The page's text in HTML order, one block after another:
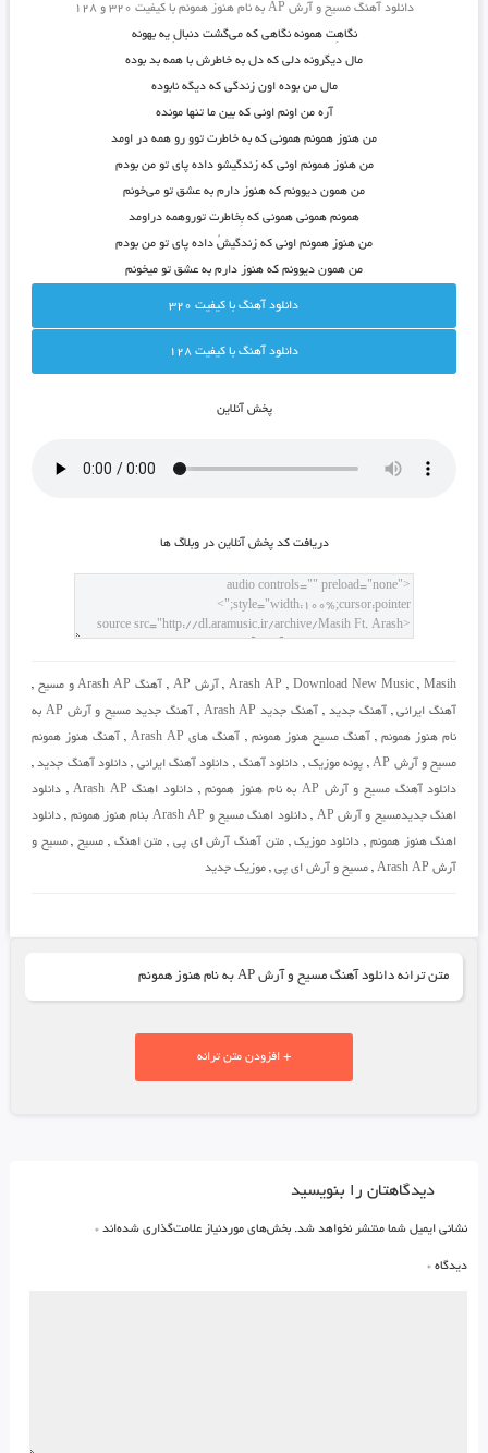
دانلود آهنگ مسیح و آرش AP به نام هنوز همونم با کیفیت ۳۲۰ و ۱۲۸
نگاهِت همونه نگاهی که می‌گشت دنبالِ یه بهونه
مال دیگرونه دلی که دل به خاطرش با همه بد بوده
مال من بوده اون زندگی که دیگه نابوده
آره من اونم اونی که بین ما تنها مونده
من هنوز همونم همونی که به خاطرت توو رو همه در اومد
من هنوز همونم اونی که زندگیشو داده پای تو من بودم
من همون دیوونم که هنوز دارم به عشق تو می‌خونم
همونم همونی همونی که بِخاطرت توروهمه دراومد
من هنوز همونم اونی که زندگیشُ داده پای تو من بودم
من همون دیوونم که هنوز دارم به عشق تو میخونم
دانلود آهنگ با کيفيت 320
دانلود آهنگ با کيفيت 128
پخش آنلاين
دريافت کد پخش آنلاين در وبلاگ ها
Arash AP , Download New Music,Masih
, آرش AP , آهنگ Arash AP و مسیح
,
آهنگ ایرانی, آهنگ جدید , آهنگ جدید Arash AP ,
آهنگ جدید مسیح و آرش AP به
نام هنوز همونم, آهنگ مسیح هنوز همونم , آهنگ های Arash AP , آهنگ هنوز همونم
مسیح و آرش AP
, پونه موزیک, دانلود آهنگ, دانلود آهنگ ایرانی ,دانلود آهنگ جدید,
دانلود آهنگ مسیح و آرش AP به نام هنوز همونم
, دانلود اهنگ Arash AP ,دانلود
اهنگ جدیدمسیح و آرش AP
,دانلود اهنگ مسیح و Arash AP بنام هنوز همونم ,دانلود
اهنگ هنوز همونم , دانلود موزیک,متن آهنگ آرش ای پی , متن اهنگ , مسیح,مسیح و
آرش Arash AP
, مسیح و آرش ای پی, موزیک جدید
متن ترانه دانلود آهنگ مسیح و آرش AP به نام هنوز همونم
+ افزودن متن ترانه
دیدگاهتان را بنویسید
نشانی ایمیل شما منتشر نخواهد شد. بخش‌های موردنیاز علامت‌گذاری شده‌اند *
دیدگاه *